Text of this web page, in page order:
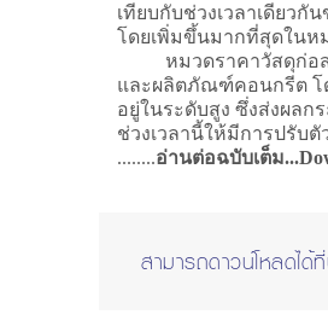
เทียบกับช่วงเวลาเดียว
โดยเพิ่มขึ้นมากที่สุดในห
หมวดราคาวัสดุก่อสร้
และผลิตภัณฑ์คอนกรีต โด
อยู่ในระดับสูง ซึ่งส่งผลก
ช่วงเวลานี้ให้มีการปรับตั
........อ่านต่อฉบับเต็ม
สามารถดาวน์โหลดได้